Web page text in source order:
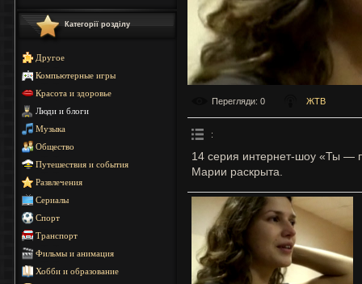
Категорії розділу
Другое
Компьютерные игры
Красота и здоровье
Люди и блоги
Музыка
Общество
Путешествия и события
Развлечения
Сериалы
Спорт
Транспорт
Фильмы и анимация
Хобби и образование
Перегляди: 0 ЖТВ
:
14 серия интернет-шоу «Ты —
Марии раскрыта.